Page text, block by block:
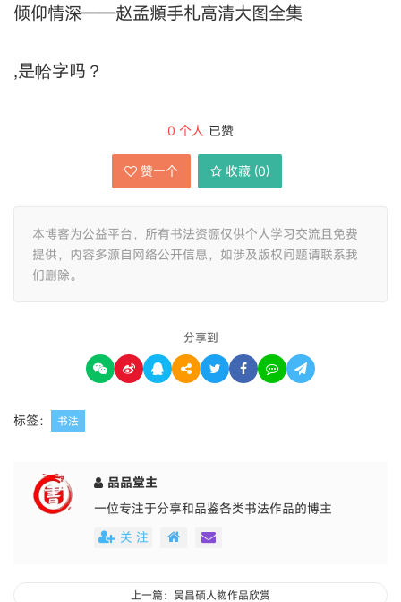
倾仰情深——赵孟頫手札高清大图全集
,是帢字吗？
0 个人 已赞
赞一个 收藏 (0)
本博客为公益平台，所有书法资源仅供个人学习交流且免费
提供，内容多源自网络公开信息，如涉及版权问题请联系我
们删除。
分享到
标签： 书法
品品堂主
一位专注于分享和品鉴各类书法作品的博主
关 注
上一篇：吴昌硕人物作品欣赏